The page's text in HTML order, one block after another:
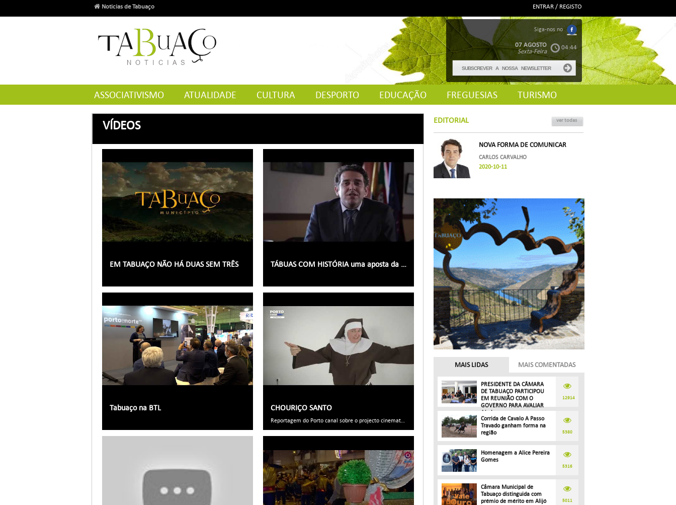
Noticias de Tabuaço ENTRAR / REGISTO
Siga-nos no
04:44
07 AGOSTO
Sexta-Feira
ASSOCIATIVISMO ATUALIDADE CULTURA DESPORTO EDUCAÇÃO FREGUESIAS TURISMO
VÍDEOS
EM TABUAÇO NÃO HÁ DUAS SEM TRÊS TÁBUAS COM HISTÓRIA uma aposta da Câmara Municipal de Tabuaço
Tabuaço na BTL CHOURIÇO SANTO
Reportagem do Porto canal sobre o projecto cinematográfico "Chouriço santo", rodado em Tabuaço e apoiado pela Câmara Municipal
EDITORIAL ver todas
NOVA FORMA DE COMUNICAR
CARLOS CARVALHO
2020-10-11
MAIS LIDAS MAIS COMENTADAS
PRESIDENTE DA CÂMARA
DE TABUAÇO PARTICIPOU
EM REUNIÃO COM O
GOVERNO PARA AVALIAR
A(...)
12914
Corrida de Cavalo A Passo
Travado ganham forma na
região
5380
Homenagem a Alice Pereira
Gomes
5316
Câmara Municipal de
Tabuaço distinguida com
prémio de mérito em Alijó
5011